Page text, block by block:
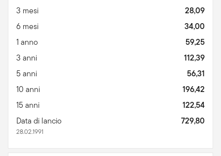
3 mesi
28,09
6 mesi
34,00
1 anno
59,25
3 anni
112,39
5 anni
56,31
10 anni
196,42
15 anni
122,54
Data di lancio
28.02.1991
729,80